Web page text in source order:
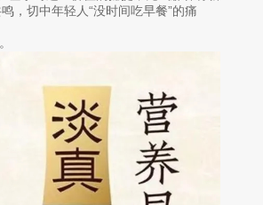
，切中年轻人“没时间吃早餐”的痛